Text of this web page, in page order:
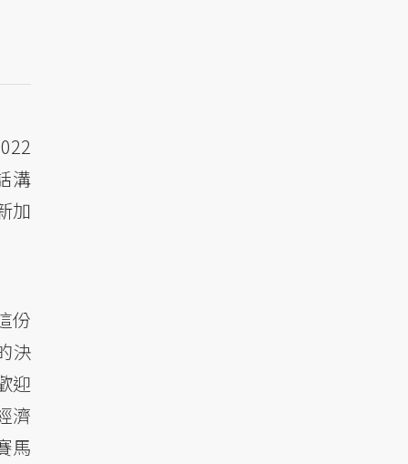
溝
加
份
決
迎
濟
馬